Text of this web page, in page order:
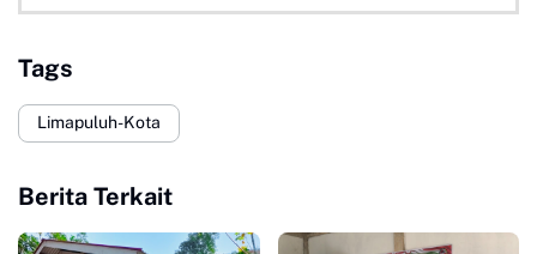
Tags
Limapuluh-Kota
Berita Terkait